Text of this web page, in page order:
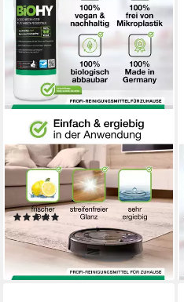
BIOHY
BiOHY Bodenreiniger für
Wischroboter, für alle Wisch
& Saugroboter
Fussbodenreiniger (1-St)
18,59 €
(18,59 €/ 1 l)
lieferbar - in 2-3 Werktagen bei dir